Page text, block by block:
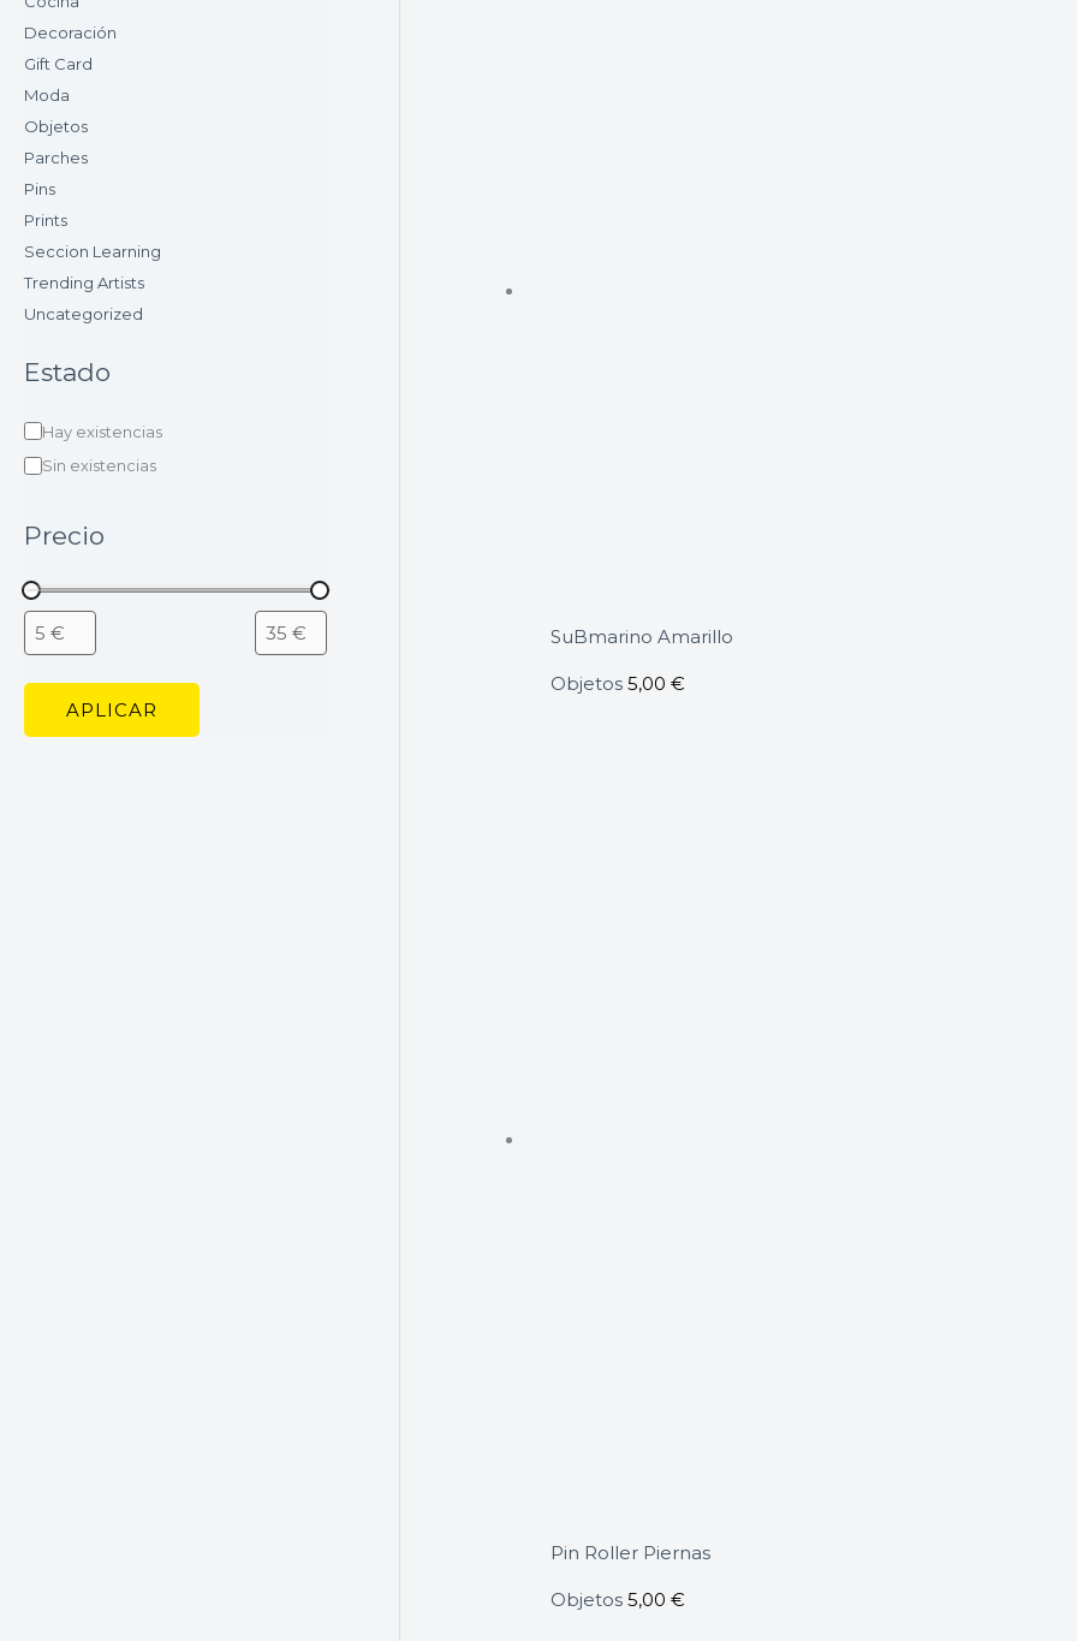
Decoración
Gift Card
Moda
Objetos
Parches
Pins
Prints
Seccion Learning
Trending Artists
Uncategorized
Estado
Hay existencias
Sin existencias
Precio
APLICAR
SuBmarino Amarillo
Objetos 5,00 €
Pin Roller Piernas
Objetos 5,00 €